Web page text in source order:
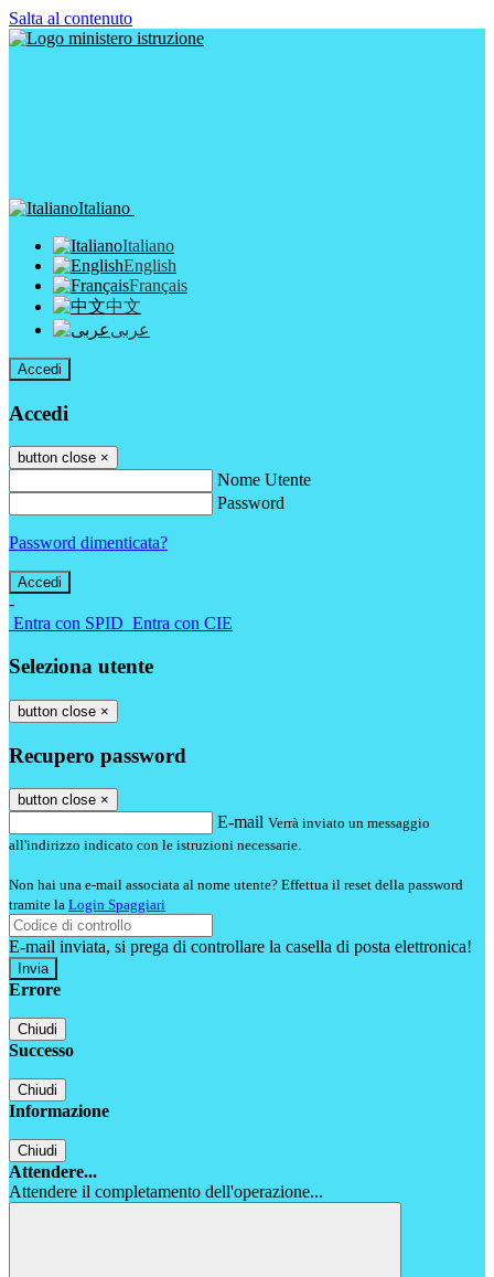
Salta al contenuto
Italiano
Italiano
English
Français
中文
عربى
Accedi
Accedi
button close ×
Nome Utente
Password
Password dimenticata?
-
Entra con SPID Entra con CIE
Seleziona utente
button close ×
Recupero password
button close ×
E-mail Verrà inviato un messaggio
all'indirizzo indicato con le istruzioni necessarie.
Non hai una e-mail associata al nome utente? Effettua il reset della password
tramite la Login Spaggiari
E-mail inviata, si prega di controllare la casella di posta elettronica!
Errore
Chiudi
Successo
Chiudi
Informazione
Chiudi
Attendere...
Attendere il completamento dell'operazione...